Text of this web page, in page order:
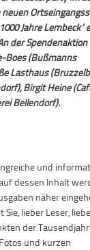
Jahre Lembeck“
der Spendenaktion
Boes (Bußmanns
Lasthaus
Birgit Heine
Bellendorf).
und
dessen Inhalt
näher
lieber Leser, liebe
der
und kurzen